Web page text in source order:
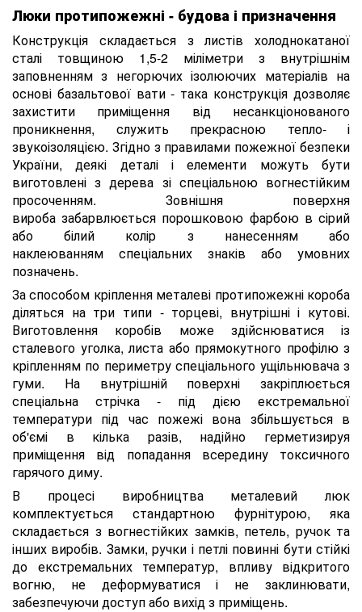
Люки протипожежні - будова і призначення
Конструкція складається з листів холоднокатаної
сталі товщиною 1,5-2 міліметри з внутрішнім
заповненням з негорючих ізолюючих матеріалів на
основі базальтової вати - така конструкція дозволяє
захистити приміщення від несанкціонованого
проникнення, служить прекрасною тепло- і
звукоізоляцією. Згідно з правилами пожежної безпеки
України, деякі деталі і елементи можуть бути
виготовлені з дерева зі спеціальною вогнестійким
просоченням. Зовнішня поверхня
вироба забарвлюється порошковою фарбою в сірий
або білий колір з нанесенням або
наклеюванням спеціальних знаків або умовних
позначень.
За способом кріплення металеві протипожежні короба
діляться на три типи - торцеві, внутрішні і кутові.
Виготовлення коробів може здійснюватися із
сталевого уголка, листа або прямокутного профілю з
кріпленням по периметру спеціального ущільнювача з
гуми. На внутрішній поверхні закріплюється
спеціальна стрічка - під дією екстремальної
температури під час пожежі вона збільшується в
об'ємі в кілька разів, надійно герметизируя
приміщення від попадання всередину токсичного
гарячого диму.
В процесі виробництва металевий люк
комплектується стандартною фурнітурою, яка
складається з вогнестійких замків, петель, ручок та
інших виробів. Замки, ручки і петлі повинні бути стійкі
до екстремальних температур, впливу відкритого
вогню, не деформуватися і не заклинювати,
забезпечуючи доступ або вихід з приміщень.